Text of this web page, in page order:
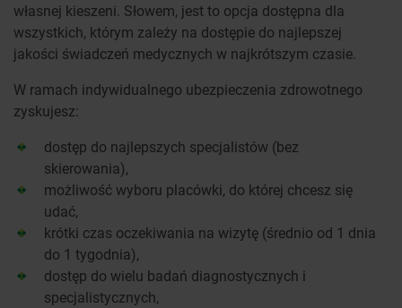
własnej kieszeni. Słowem, jest to opcja dostępna dla
wszystkich, którym zależy na dostępie do najlepszej
jakości świadczeń medycznych w najkrótszym czasie.
W ramach indywidualnego ubezpieczenia zdrowotnego
zyskujesz:
dostęp do najlepszych specjalistów (bez
skierowania),
możliwość wyboru placówki, do której chcesz się
udać,
krótki czas oczekiwania na wizytę (średnio od 1 dnia
do 1 tygodnia),
dostęp do wielu badań diagnostycznych i
specjalistycznych,